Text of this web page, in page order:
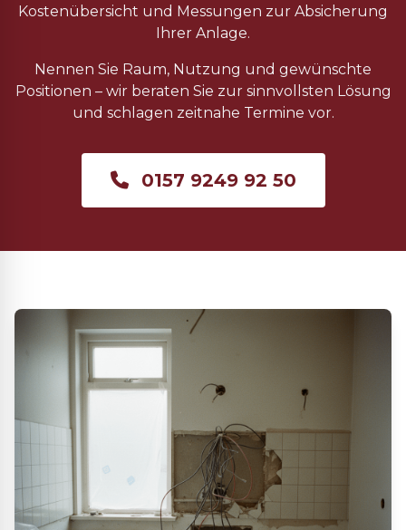
Kostenübersicht und Messungen zur Absicherung
Ihrer Anlage.
Nennen Sie Raum, Nutzung und gewünschte
Positionen – wir beraten Sie zur sinnvollsten Lösung
und schlagen zeitnahe Termine vor.
0157 9249 92 50